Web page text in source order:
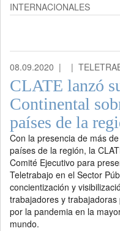
INTERNACIONALES
08.09.2020 | |
CLATE lanzó
Continental
países de la
Con la presencia de más
países de la región, la
Comité Ejecutivo para
Teletrabajo en el Sector
concientización y
trabajadores y
por la pandemia en la
mundo.